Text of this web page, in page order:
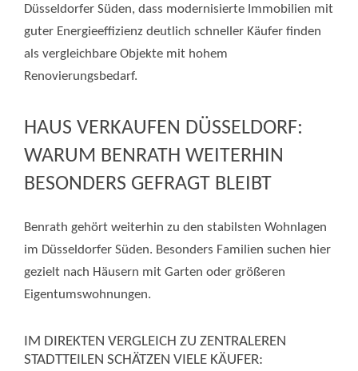
Düsseldorfer Süden, dass modernisierte Immobilien mit
guter Energieeffizienz deutlich schneller Käufer finden
als vergleichbare Objekte mit hohem
Renovierungsbedarf.
HAUS VERKAUFEN DÜSSELDORF:
WARUM BENRATH WEITERHIN
BESONDERS GEFRAGT BLEIBT
Benrath gehört weiterhin zu den stabilsten Wohnlagen
im Düsseldorfer Süden. Besonders Familien suchen hier
gezielt nach Häusern mit Garten oder größeren
Eigentumswohnungen.
IM DIREKTEN VERGLEICH ZU ZENTRALEREN
STADTTEILEN SCHÄTZEN VIELE KÄUFER: